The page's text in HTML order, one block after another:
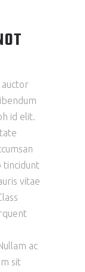
auctor
id elit.
tincidunt
vitae
ac
sit